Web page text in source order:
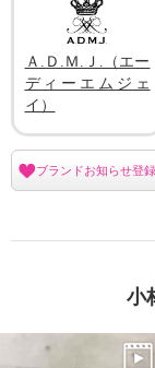
×
Ａ.Ｄ.Ｍ.Ｊ.（エー
ディーエムジェ
イ）
ブランドお知らせ登録
小